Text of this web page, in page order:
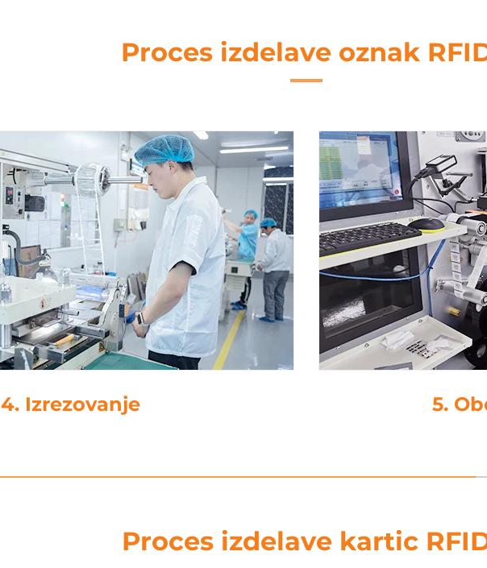
Proces izdelave oznak
4. Izrezovanje 5.
Proces izdelave kartic